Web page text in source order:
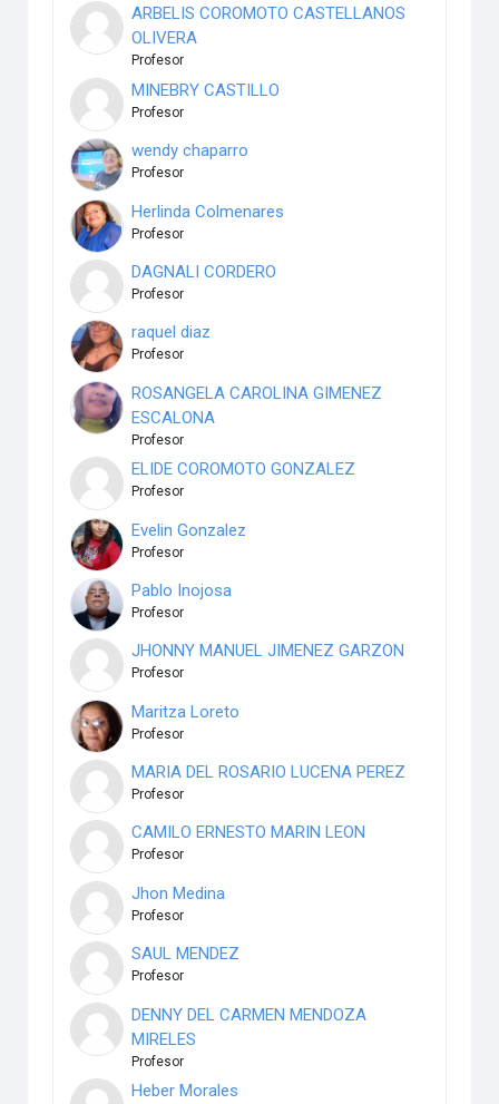
ARBELIS COROMOTO CASTELLANOS
OLIVERA
Profesor
MINEBRY CASTILLO
Profesor
wendy chaparro
Profesor
Herlinda Colmenares
Profesor
DAGNALI CORDERO
Profesor
raquel diaz
Profesor
ROSANGELA CAROLINA GIMENEZ
ESCALONA
Profesor
ELIDE COROMOTO GONZALEZ
Profesor
Evelin Gonzalez
Profesor
Pablo Inojosa
Profesor
JHONNY MANUEL JIMENEZ GARZON
Profesor
Maritza Loreto
Profesor
MARIA DEL ROSARIO LUCENA PEREZ
Profesor
CAMILO ERNESTO MARIN LEON
Profesor
Jhon Medina
Profesor
SAUL MENDEZ
Profesor
DENNY DEL CARMEN MENDOZA
MIRELES
Profesor
Heber Morales